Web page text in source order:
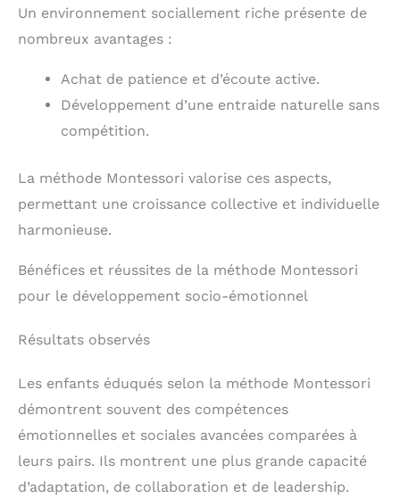
Un environnement sociallement riche présente de
nombreux avantages :
Achat de patience et d’écoute active.
Développement d’une entraide naturelle sans
compétition.
La méthode Montessori valorise ces aspects,
permettant une croissance collective et individuelle
harmonieuse.
Bénéfices et réussites de la méthode Montessori
pour le développement socio-émotionnel
Résultats observés
Les enfants éduqués selon la méthode Montessori
démontrent souvent des compétences
émotionnelles et sociales avancées comparées à
leurs pairs. Ils montrent une plus grande capacité
d’adaptation, de collaboration et de leadership.